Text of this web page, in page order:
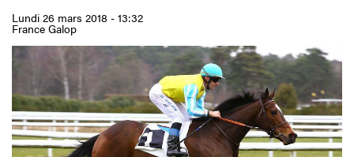
Lundi 26 mars 2018 - 13:32
France Galop